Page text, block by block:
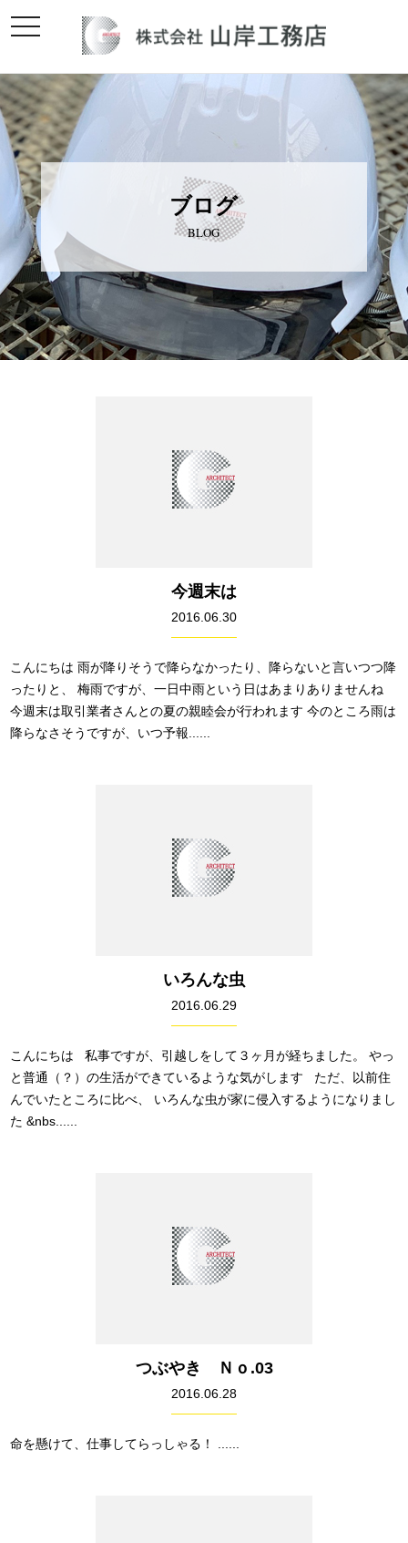
toggle
navigation
ブログ
BLOG
今週末は
2016.06.30
こんにちは 雨が降りそうで降らなかったり、降らないと言いつつ降
ったりと、 梅雨ですが、一日中雨という日はあまりありませんね
今週末は取引業者さんとの夏の親睦会が行われます 今のところ雨は
降らなさそうですが、いつ予報......
いろんな虫
2016.06.29
こんにちは 私事ですが、引越しをして３ヶ月が経ちました。 やっ
と普通（？）の生活ができているような気がします ただ、以前住
んでいたところに比べ、 いろんな虫が家に侵入するようになりまし
た &nbs......
つぶやき Ｎｏ.03
2016.06.28
命を懸けて、仕事してらっしゃる！ ......